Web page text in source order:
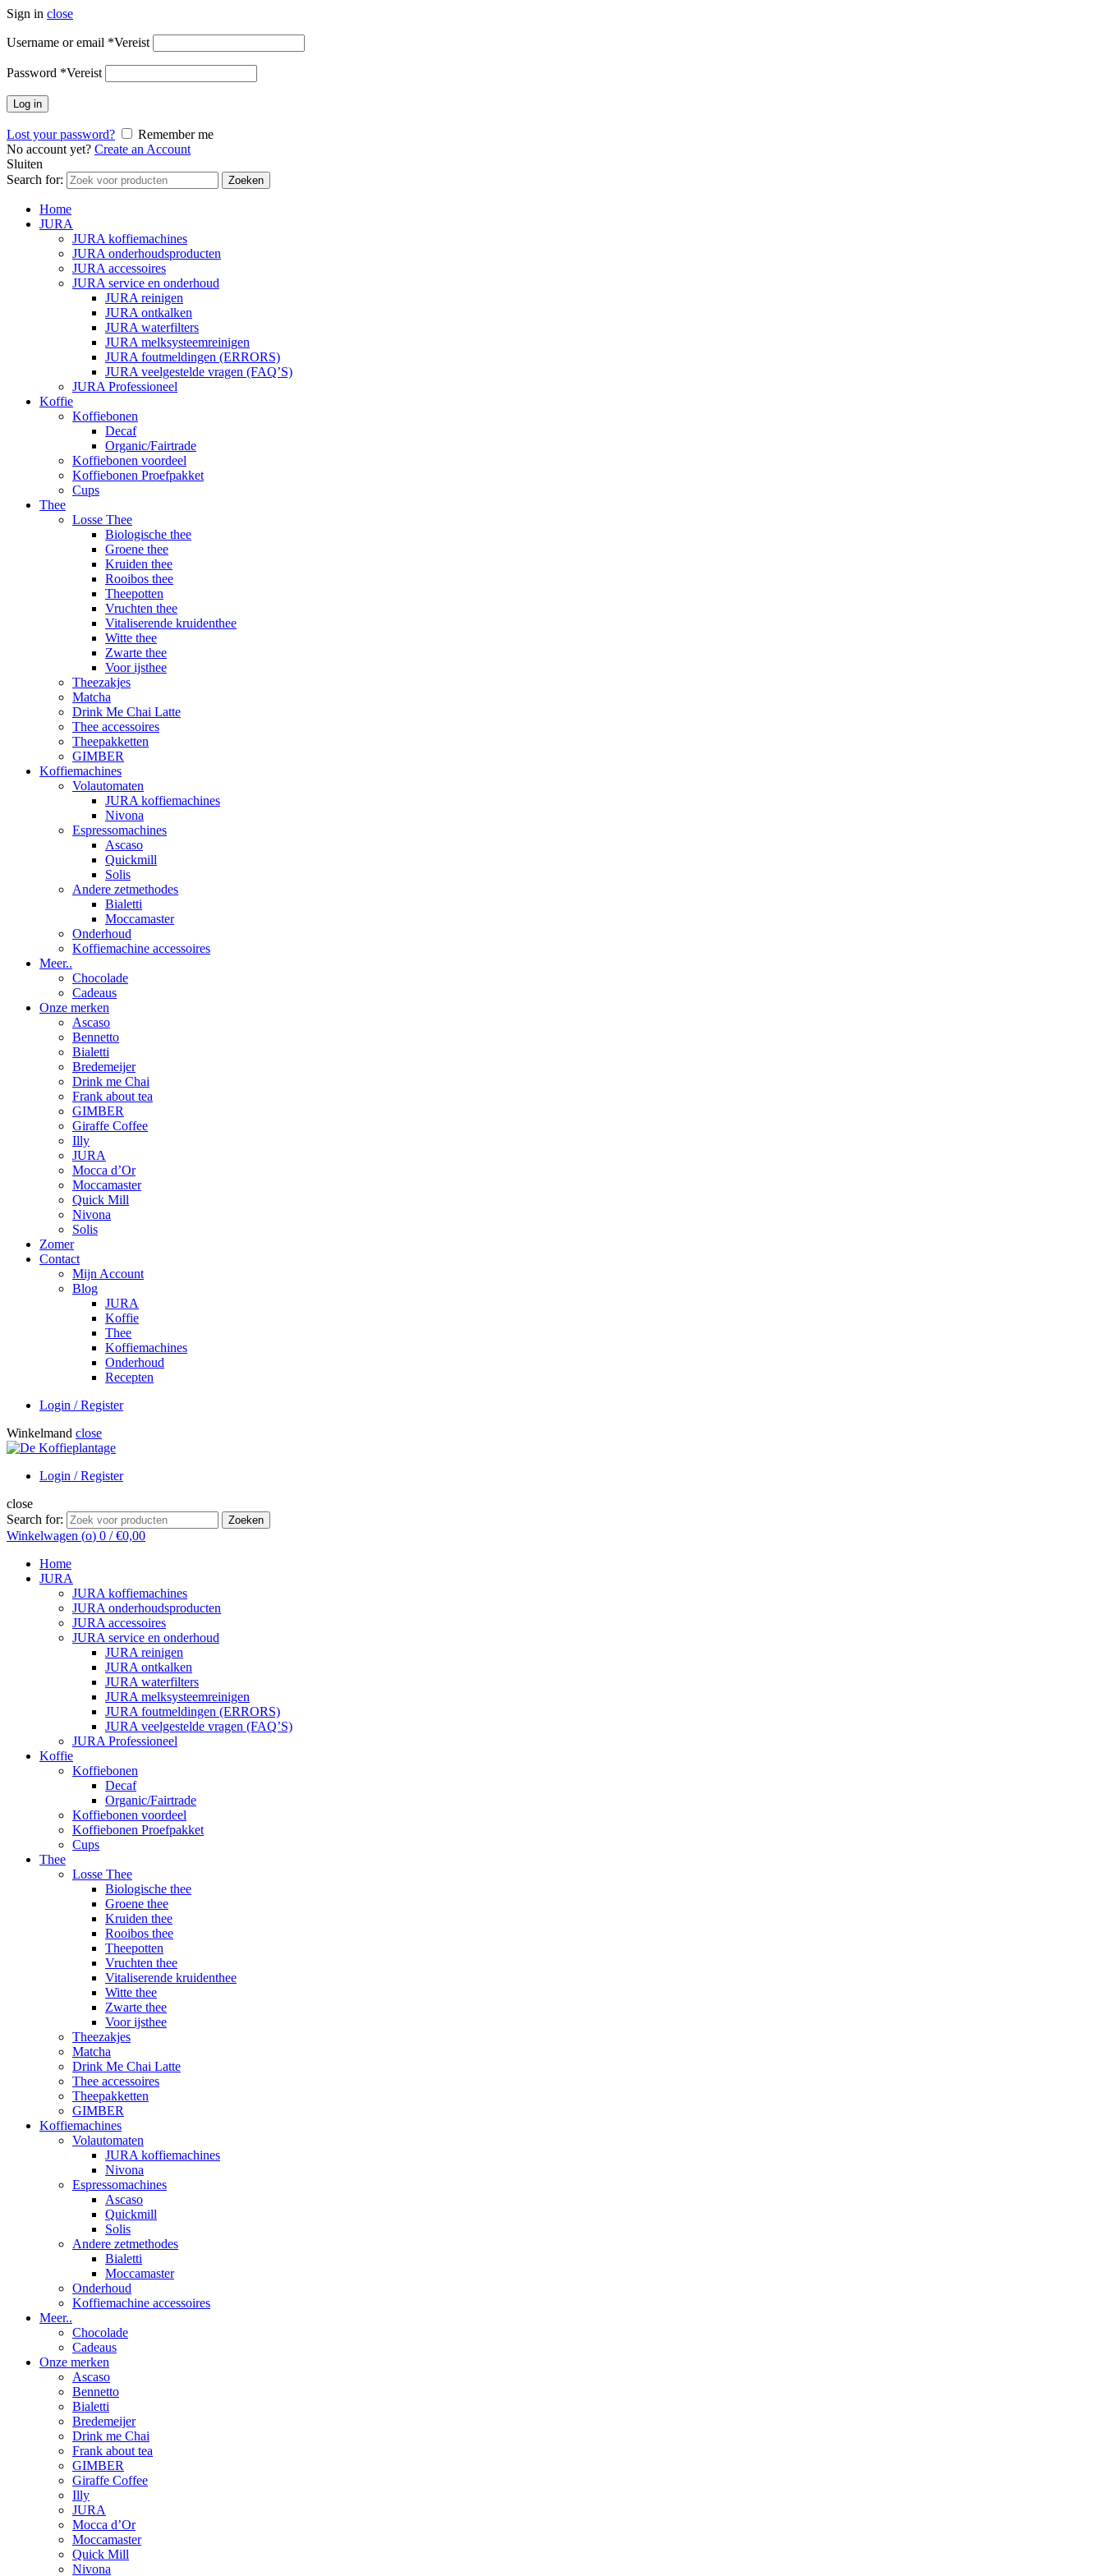
Sign in close
Username or email *Vereist
Password *Vereist
Log in
Lost your password?
Remember me
No account yet? Create an Account
Sluiten
Search for:
Zoeken
Home
JURA
JURA koffiemachines
JURA onderhoudsproducten
JURA accessoires
JURA service en onderhoud
JURA reinigen
JURA ontkalken
JURA waterfilters
JURA melksysteemreinigen
JURA foutmeldingen (ERRORS)
JURA veelgestelde vragen (FAQ’S)
JURA Professioneel
Koffie
Koffiebonen
Decaf
Organic/Fairtrade
Koffiebonen voordeel
Koffiebonen Proefpakket
Cups
Thee
Losse Thee
Biologische thee
Groene thee
Kruiden thee
Rooibos thee
Theepotten
Vruchten thee
Vitaliserende kruidenthee
Witte thee
Zwarte thee
Voor ijsthee
Theezakjes
Matcha
Drink Me Chai Latte
Thee accessoires
Theepakketten
GIMBER
Koffiemachines
Volautomaten
JURA koffiemachines
Nivona
Espressomachines
Ascaso
Quickmill
Solis
Andere zetmethodes
Bialetti
Moccamaster
Onderhoud
Koffiemachine accessoires
Meer..
Chocolade
Cadeaus
Onze merken
Ascaso
Bennetto
Bialetti
Bredemeijer
Drink me Chai
Frank about tea
GIMBER
Giraffe Coffee
Illy
JURA
Mocca d’Or
Moccamaster
Quick Mill
Nivona
Solis
Zomer
Contact
Mijn Account
Blog
JURA
Koffie
Thee
Koffiemachines
Onderhoud
Recepten
Login / Register
Winkelmand close
Login / Register
close
Search for:
Zoeken
Winkelwagen (o) 0 / €0,00
Home
JURA
JURA koffiemachines
JURA onderhoudsproducten
JURA accessoires
JURA service en onderhoud
JURA reinigen
JURA ontkalken
JURA waterfilters
JURA melksysteemreinigen
JURA foutmeldingen (ERRORS)
JURA veelgestelde vragen (FAQ’S)
JURA Professioneel
Koffie
Koffiebonen
Decaf
Organic/Fairtrade
Koffiebonen voordeel
Koffiebonen Proefpakket
Cups
Thee
Losse Thee
Biologische thee
Groene thee
Kruiden thee
Rooibos thee
Theepotten
Vruchten thee
Vitaliserende kruidenthee
Witte thee
Zwarte thee
Voor ijsthee
Theezakjes
Matcha
Drink Me Chai Latte
Thee accessoires
Theepakketten
GIMBER
Koffiemachines
Volautomaten
JURA koffiemachines
Nivona
Espressomachines
Ascaso
Quickmill
Solis
Andere zetmethodes
Bialetti
Moccamaster
Onderhoud
Koffiemachine accessoires
Meer..
Chocolade
Cadeaus
Onze merken
Ascaso
Bennetto
Bialetti
Bredemeijer
Drink me Chai
Frank about tea
GIMBER
Giraffe Coffee
Illy
JURA
Mocca d’Or
Moccamaster
Quick Mill
Nivona